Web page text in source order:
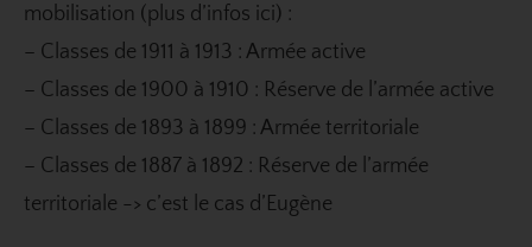
mobilisation (plus d’infos ici) :
– Classes de 1911 à 1913 : Armée active
– Classes de 1900 à 1910 : Réserve de l’armée active
– Classes de 1893 à 1899 : Armée territoriale
– Classes de 1887 à 1892 : Réserve de l’armée
territoriale -> c’est le cas d’Eugène